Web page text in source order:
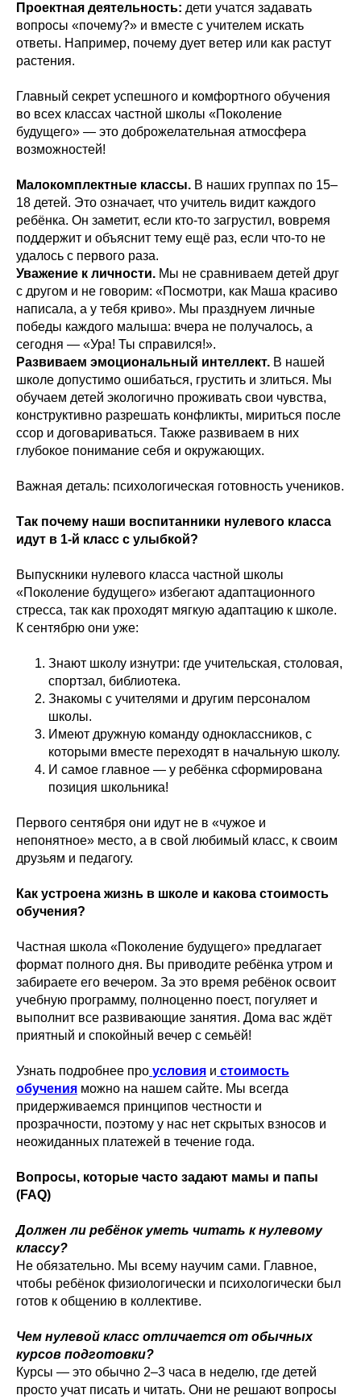
Проектная деятельность: дети учатся задавать
вопросы «почему?» и вместе с учителем искать
ответы. Например, почему дует ветер или как растут
растения.
Главный секрет успешного и комфортного обучения
во всех классах частной школы «Поколение
будущего» — это доброжелательная атмосфера
возможностей!
Малокомплектные классы. В наших группах по 15–
18 детей. Это означает, что учитель видит каждого
ребёнка. Он заметит, если кто-то загрустил, вовремя
поддержит и объяснит тему ещё раз, если что-то не
удалось с первого раза.
Уважение к личности. Мы не сравниваем детей друг
с другом и не говорим: «Посмотри, как Маша красиво
написала, а у тебя криво». Мы празднуем личные
победы каждого малыша: вчера не получалось, а
сегодня — «Ура! Ты справился!».
Развиваем эмоциональный интеллект. В нашей
школе допустимо ошибаться, грустить и злиться. Мы
обучаем детей экологично проживать свои чувства,
конструктивно разрешать конфликты, мириться после
ссор и договариваться. Также развиваем в них
глубокое понимание себя и окружающих.
Важная деталь: психологическая готовность учеников.
Так почему наши воспитанники нулевого класса
идут в 1-й класс с улыбкой?
Выпускники нулевого класса частной школы
«Поколение будущего» избегают адаптационного
стресса, так как проходят мягкую адаптацию к школе.
К сентябрю они уже:
Знают школу изнутри: где учительская, столовая,
спортзал, библиотека.
Знакомы с учителями и другим персоналом
школы.
Имеют дружную команду одноклассников, с
которыми вместе переходят в начальную школу.
И самое главное — у ребёнка сформирована
позиция школьника!
Первого сентября они идут не в «чужое и
непонятное» место, а в свой любимый класс, к своим
друзьям и педагогу.
Как устроена жизнь в школе и какова стоимость
обучения?
Частная школа «Поколение будущего» предлагает
формат полного дня. Вы приводите ребёнка утром и
забираете его вечером. За это время ребёнок освоит
учебную программу, полноценно поест, погуляет и
выполнит все развивающие занятия. Дома вас ждёт
приятный и спокойный вечер с семьёй!
Узнать подробнее про условия и стоимость
обучения можно на нашем сайте. Мы всегда
придерживаемся принципов честности и
прозрачности, поэтому у нас нет скрытых взносов и
неожиданных платежей в течение года.
Вопросы, которые часто задают мамы и папы
(FAQ)
Должен ли ребёнок уметь читать к нулевому
классу?
Не обязательно. Мы всему научим сами. Главное,
чтобы ребёнок физиологически и психологически был
готов к общению в коллективе.
Чем нулевой класс отличается от обычных
курсов подготовки?
Курсы — это обычно 2–3 часа в неделю, где детей
просто учат писать и читать. Они не решают вопросы